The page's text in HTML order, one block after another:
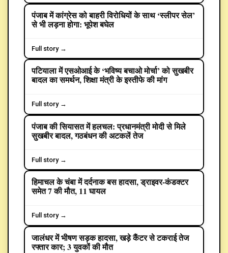
POLITICS
पंजाब में कांग्रेस को बाहरी विरोधियों के साथ ‘स्लीपर सेल’
से भी लड़ना होगा: भूपेश बघेल
Full story →
पटियाला में एसओआई के ‘भविष्य बचाओ मोर्चा’ को सुखबीर
बादल का समर्थन, शिक्षा मंत्री के इस्तीफे की मांग
Full story →
POLITICS
पंजाब की सियासत में हलचल: प्रधानमंत्री मोदी से मिले
सुखबीर बादल, गठबंधन की अटकलें तेज
Full story →
हिमाचल के चंबा में दर्दनाक बस हादसा, ड्राइवर-कंडक्टर
समेत 7 की मौत, 11 घायल
Full story →
CRIME
जालंधर में भीषण सड़क हादसा, खड़े कैंटर से टकराई तेज
रफ्तार कार; 3 युवकों की मौत